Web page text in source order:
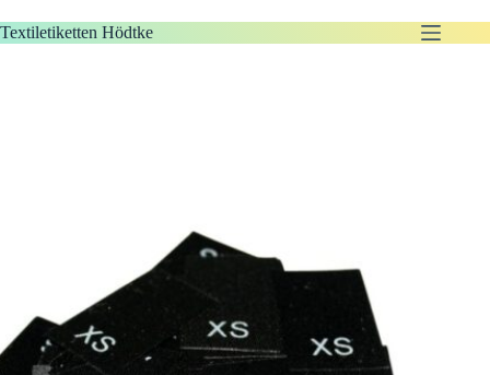
Inhalt
springen
Textiletiketten Hödtke